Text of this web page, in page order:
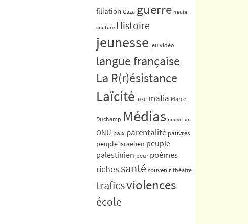
filiation Gaza guerre haute
couture Histoire
jeunesse jeu vidéo
langue française
La R(r)ésistance
Laïcité luxe mafia Marcel
Duchamp Médias nouvel an
ONU paix parentalité pauvres
peuple israélien peuple
palestinien peur poèmes
riches santé souvenir théâtre
traficsviolences
école